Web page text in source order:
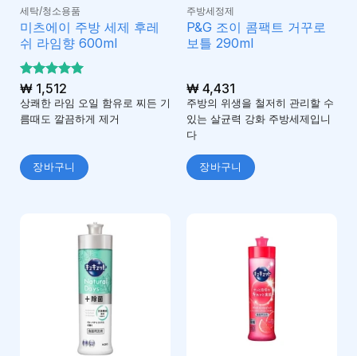
세탁/청소용품
미츠에이 주방 세제 후레
쉬 라임향 600ml
5 중에서
5로 평가
됨
₩1,512
상쾌한 라임 오일 함유로 찌든 기
름때도 깔끔하게 제거
장바구니
주방세정제
P&G 조이 콤팩트 거꾸로
보틀 290ml
₩4,431
주방의 위생을 철저히 관리할 수
있는 살균력 강화 주방세제입니
다
장바구니